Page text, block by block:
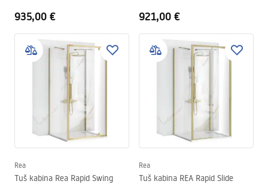
935,00 € 921,00 €
Rea
Tuš kabina Rea Rapid Swing
Rea
Tuš kabina REA Rapid Slide